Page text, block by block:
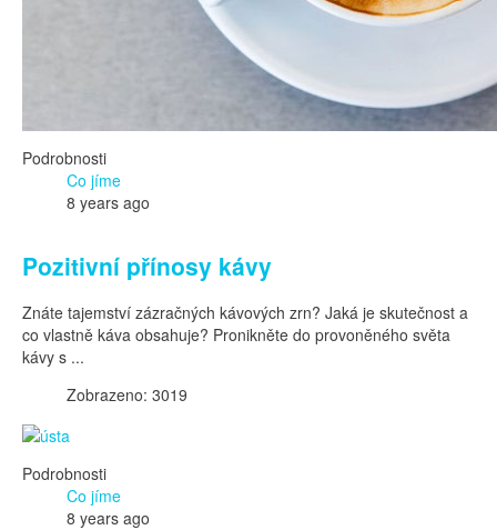
Podrobnosti
Co jíme
8 years ago
Pozitivní přínosy kávy
Znáte tajemství zázračných kávových zrn? Jaká je skutečnost a
co vlastně káva obsahuje? Pronikněte do provoněného světa
kávy s ...
Zobrazeno: 3019
Podrobnosti
Co jíme
8 years ago